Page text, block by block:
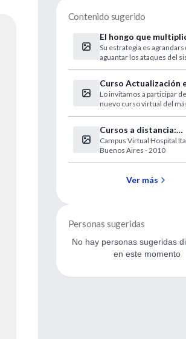
Contenido sugerido
El hongo que
mil su tamaño
Su estrategia es
aguantar los ataques del
Curso Actualización
Psicofarmacología
Lo invitamos a participar
nuevo curso virtual del
¡Últimas vacantes!
Cursos a distancia:
Hospital Italiano
Campus Virtual Hospital
Buenos Aires - 2010
Ver más
Personas sugeridas
No hay personas sugeridas
en este momento